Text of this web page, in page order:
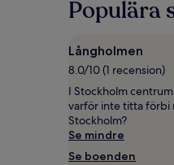
de
senaste
baserat
på
1 natt
för
2 vuxna.
Priser
och
tillgänglighet
Populära
Långholmen
8.0/10 (1 recension)
I Stockholm
varför inte titta förbi
Stockholm?
Se mindre
Se boenden